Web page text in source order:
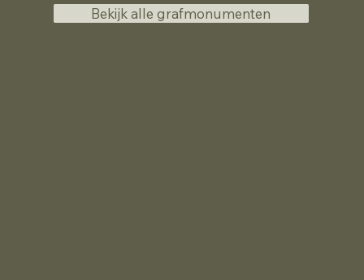
Bekijk alle grafmonumenten